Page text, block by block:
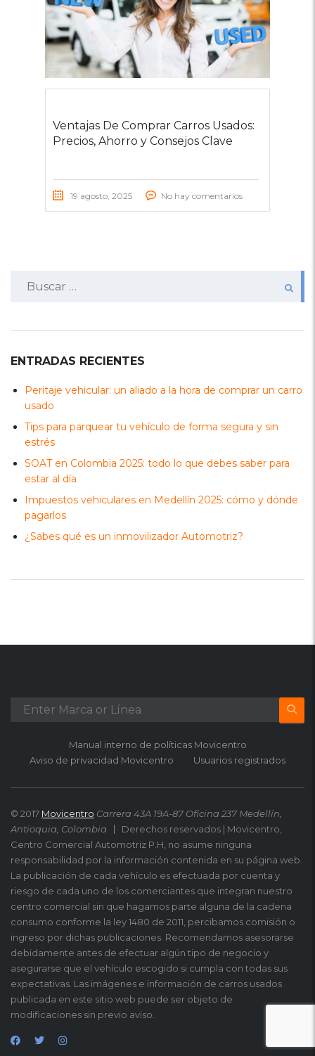
Ventajas De Comprar Carros Usados:
Precios, Ahorro y Consejos Clave
19 agosto, 2025 No hay comentarios
ENTRADAS RECIENTES
Peritaje vehicular: un aliado a la hora de comprar un carro
usado
Tips para parquear tu vehículo de forma segura y sin
estrés
SOAT en Colombia 2025: todo lo que debes saber para
estar al día
Impuestos vehiculares en Medellín 2025: cómo y dónde
pagarlos
¿Sabes qué es un inmovilizador Automotriz?
Manual interno de políticas Movicentro
Aviso de privacidad Movicentro
Usuarios registrados
© 2017 Movicentro Carrera 43A 19A-87 Oficina 237 Medellín,
Antioquia, Colombia
Derechos reservados | Movicentro,
Centro Comercial Automotriz P.H, no asume ninguna
responsabilidad por la información contenida en su página web.
La publicación de cada vehículo es efectuada por cuenta y
riesgo de cada uno de los comerciantes que integran nuestro
centro comercial sin que hagamos parte alguna de la cadena
consumo conforme la ley 1480 de 2011, percibamos comisión o
ingreso por dichas publicaciones. Recomendamos asesorarse
debidamente antes de efectuar algún tipo de negocio y
asegurarse que el vehículo escogido si cumpla con todas sus
expectativas. Las imágenes e información de carros usados
publicada en este sitio web puede ser objeto de
modificaciones sin previo aviso.